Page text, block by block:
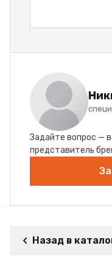
Задайте вопрос —
представитель
Назад в